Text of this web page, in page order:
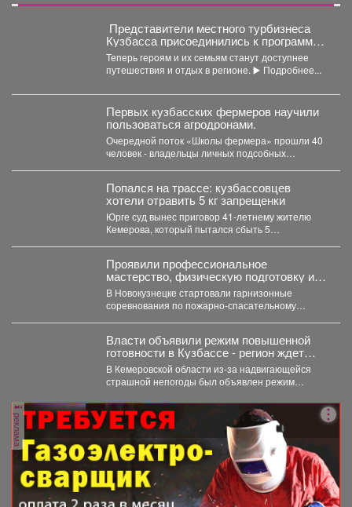
Представители местного турбизнеса
Кузбасса присоединились к программе
поддержки участников СВО и их
близкихне.
Теперь героям и их семьям станут доступнее
путешествия и отдых в регионе. ▶️ Подробнее...
Первых кузбасских фермеров научили
пользоваться агродронами.
Очередной поток «Школы фермера» прошли 40
человек - владельцы личных подсобных
Попался на трассе: кузбассовцев
хотели отравить 5 кг запрещенки
Юрге суд вынес приговор 41-летнему жителю
Кемерова, который пытался сбыть 5
Проявили профессиональное
мастерство, физическую подготовку и
командный дух.
В Новокузнецке стартовали гарнизонные
соревнования по пожарно-спасательному
Власти объявили режим повышенной
готовности в Кузбассе - регион ждет
удар стихии
В Кемеровской области из-за надвигающейся
страшной непогоды был объявлен режим
которое...
реклама